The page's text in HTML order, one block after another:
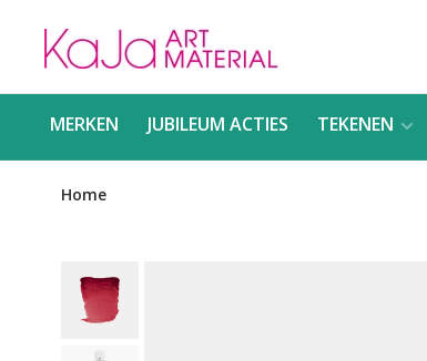
MERKEN JUBILEUM ACTIES TEKENEN
Home